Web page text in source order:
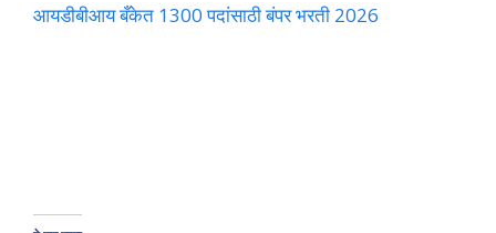
आयडीबीआय बँकेत 1300 पदांसाठी बंपर भरती 2026